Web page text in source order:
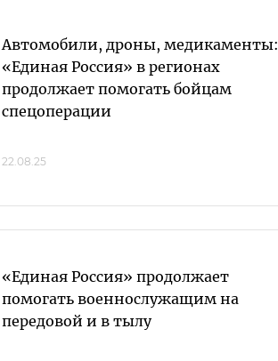
Автомобили, дроны, медикаменты:
«Единая Россия» в регионах
продолжает помогать бойцам
спецоперации
22.08.25
«Единая Россия» продолжает
помогать военнослужащим на
передовой и в тылу